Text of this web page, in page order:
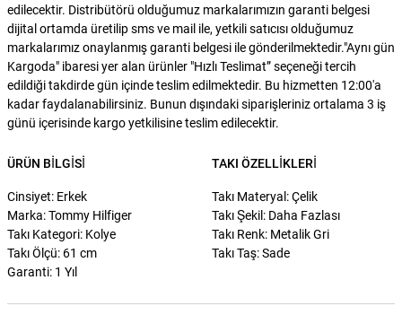
edilecektir. Distribütörü olduğumuz markalarımızın garanti belgesi
dijital ortamda üretilip sms ve mail ile, yetkili satıcısı olduğumuz
markalarımız onaylanmış garanti belgesi ile gönderilmektedir."Aynı gün
Kargoda" ibaresi yer alan ürünler "Hızlı Teslimat” seçeneği tercih
edildiği takdirde gün içinde teslim edilmektedir. Bu hizmetten 12:00'a
kadar faydalanabilirsiniz. Bunun dışındaki siparişleriniz ortalama 3 iş
günü içerisinde kargo yetkilisine teslim edilecektir.
ÜRÜN BILGISI
Cinsiyet: Erkek
Marka: Tommy Hilfiger
Takı Kategori: Kolye
Takı Ölçü: 61 cm
Garanti: 1 Yıl
TAKI ÖZELLIKLERI
Takı Materyal: Çelik
Takı Şekil: Daha Fazlası
Takı Renk: Metalik Gri
Takı Taş: Sade